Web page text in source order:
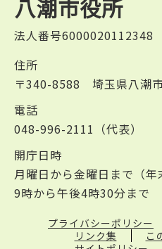
八潮市役所
法人番号6000020112348
住所
〒340-8588 埼玉県八潮
電話
048-996-2111（代表）
開庁日時
月曜日から金曜日まで（
9時から午後4時30分まで
プライバシーポリシー
リンク集
こ